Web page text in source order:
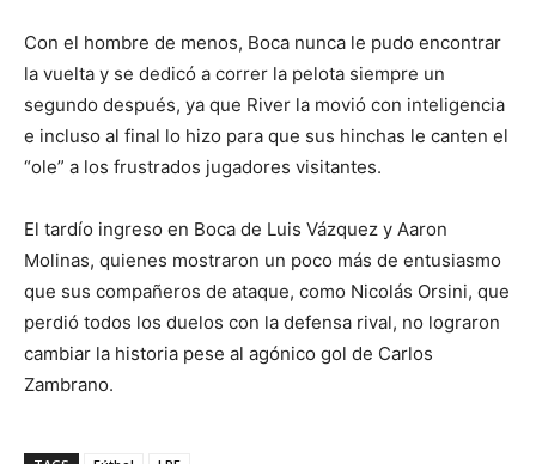
Con el hombre de menos, Boca nunca le pudo encontrar
la vuelta y se dedicó a correr la pelota siempre un
segundo después, ya que River la movió con inteligencia
e incluso al final lo hizo para que sus hinchas le canten el
“ole” a los frustrados jugadores visitantes.
El tardío ingreso en Boca de Luis Vázquez y Aaron
Molinas, quienes mostraron un poco más de entusiasmo
que sus compañeros de ataque, como Nicolás Orsini, que
perdió todos los duelos con la defensa rival, no lograron
cambiar la historia pese al agónico gol de Carlos
Zambrano.